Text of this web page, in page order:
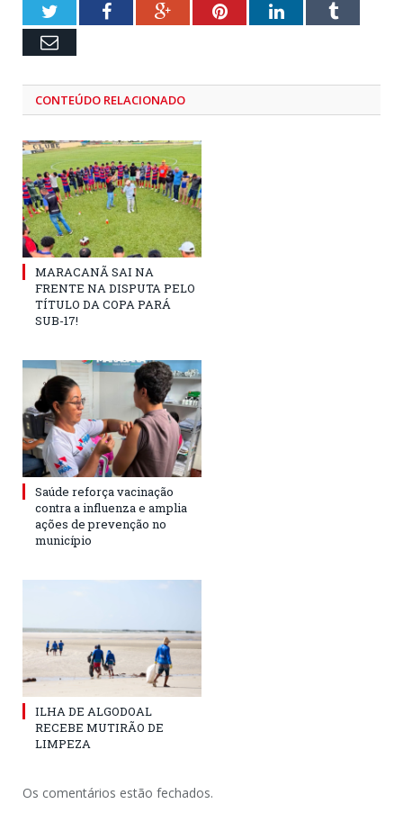
TwitterFacebookGoogle+PinterestLinkedInTumblr
Email
CONTEÚDO RELACIONADO
MARACANÃ SAI NA
FRENTE NA DISPUTA PELO
TÍTULO DA COPA PARÁ
SUB-17!
Saúde reforça vacinação
contra a influenza e amplia
ações de prevenção no
município
ILHA DE ALGODOAL
RECEBE MUTIRÃO DE
LIMPEZA
Os comentários estão fechados.